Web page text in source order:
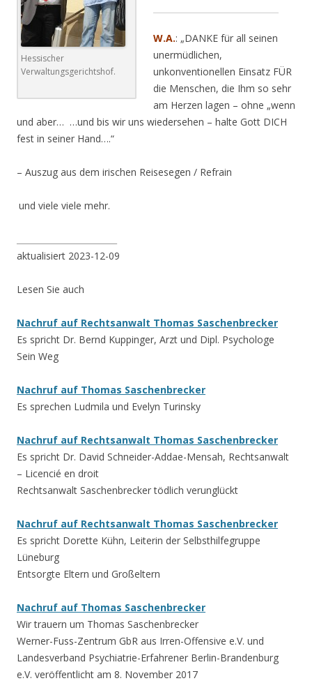
Hessischer
Verwaltungsgerichtshof.
W.A.: „DANKE für all seinen
unermüdlichen,
unkonventionellen Einsatz FÜR
die Menschen, die Ihm so sehr
am Herzen lagen – ohne „wenn
und aber… …und bis wir uns wiedersehen – halte Gott DICH
fest in seiner Hand….“
– Auszug aus dem irischen Reisesegen / Refrain
und viele viele mehr.
aktualisiert 2023-12-09
Lesen Sie auch
Nachruf auf Rechtsanwalt Thomas Saschenbrecker
Es spricht Dr. Bernd Kuppinger, Arzt und Dipl. Psychologe
Sein Weg
Nachruf auf Thomas Saschenbrecker
Es sprechen Ludmila und Evelyn Turinsky
Nachruf auf Rechtsanwalt Thomas Saschenbrecker
Es spricht Dr. David Schneider-Addae-Mensah, Rechtsanwalt
– Licencié en droit
Rechtsanwalt Saschenbrecker tödlich verunglückt
Nachruf auf Rechtsanwalt Thomas Saschenbrecker
Es spricht Dorette Kühn, Leiterin der Selbsthilfegruppe
Lüneburg
Entsorgte Eltern und Großeltern
Nachruf auf Thomas Saschenbrecker
Wir trauern um Thomas Saschenbrecker
Werner-Fuss-Zentrum GbR aus Irren-Offensive e.V. und
Landesverband Psychiatrie-Erfahrener Berlin-Brandenburg
e.V. veröffentlicht am 8. November 2017